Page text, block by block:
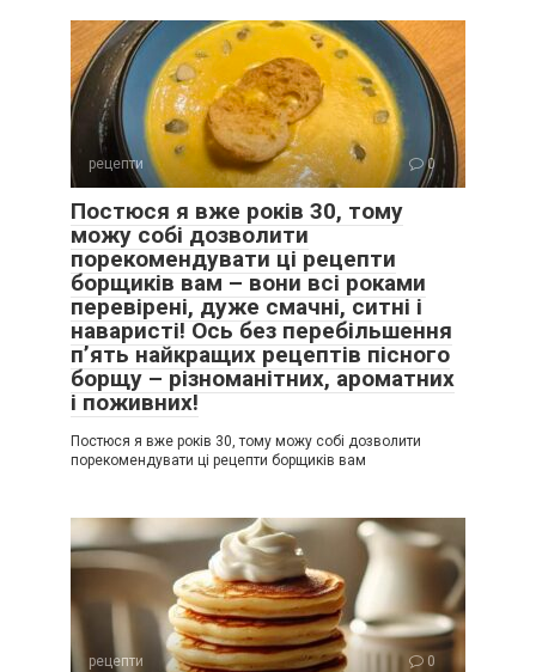
рецепти 0
Постюся я вже років 30, тому
можу собі дозволити
порекомендувати ці рецепти
борщиків вам – вони всі роками
перевірені, дуже смачні, ситні і
наваристі! Ось без перебільшення
п’ять найкращих рецептів пісного
борщу – різноманітних, ароматних
і поживних!
Постюся я вже років 30, тому можу собі дозволити
порекомендувати ці рецепти борщиків вам
рецепти 0